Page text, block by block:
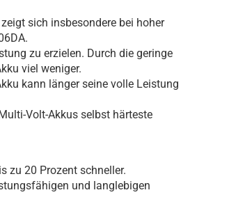
sich insbesondere bei hoher
zu erzielen. Durch die geringe
viel weniger.
kann länger seine volle Leistung
Volt-Akkus selbst härteste
zu 20 Prozent schneller.
und langlebigen